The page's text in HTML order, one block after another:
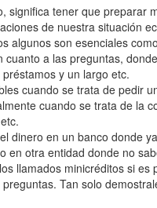
significa tener que preparar
de nuestra situación
algunos son esenciales
cuanto a las preguntas,
y un largo etc.
cuando se trata de pedir
cuando se trata de la
dinero en un banco donde
en otra entidad donde no
llamados minicréditos si
Tan solo